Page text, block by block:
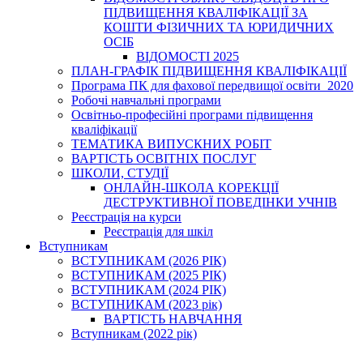
ПІДВИЩЕННЯ КВАЛІФІКАЦІЇ ЗА
КОШТИ ФІЗИЧНИХ ТА ЮРИДИЧНИХ
ОСІБ
ВІДОМОСТІ 2025
ПЛАН-ГРАФІК ПІДВИЩЕННЯ КВАЛІФІКАЦІЇ
Програма ПК для фахової передвищої освіти_2020
Робочі навчальні програми
Освітньо-професійні програми підвищення
кваліфікації
ТЕМАТИКА ВИПУСКНИХ РОБІТ
ВАРТІСТЬ ОСВІТНІХ ПОСЛУГ
ШКОЛИ, СТУДІЇ
ОНЛАЙН-ШКОЛА КОРЕКЦІЇ
ДЕСТРУКТИВНОЇ ПОВЕДІНКИ УЧНІВ
Реєстрація на курси
Реєстрація для шкіл
Вступникам
ВСТУПНИКАМ (2026 РІК)
ВСТУПНИКАМ (2025 РІК)
ВСТУПНИКАМ (2024 РІК)
ВСТУПНИКАМ (2023 рік)
ВАРТІСТЬ НАВЧАННЯ
Вступникам (2022 рік)